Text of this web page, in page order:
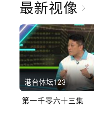
最新视像
港台体坛123
第一千零六十三集